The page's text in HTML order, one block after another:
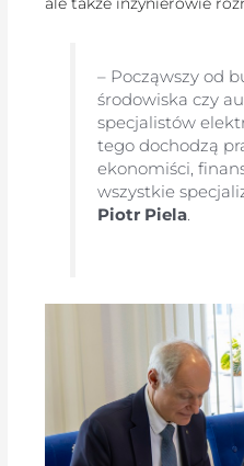
– Począwszy od
środowiska czy
specjalistów
tego dochodzą
ekonomiści,
wszystkie
Piotr Piela